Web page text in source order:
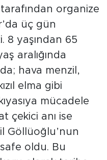
organize
üç gün
8 yaşından 65
aralığında
hava menzil,
elma gibi
mücadele
çekici anı ise
Göllüoğlu’nun
oldu. Bu